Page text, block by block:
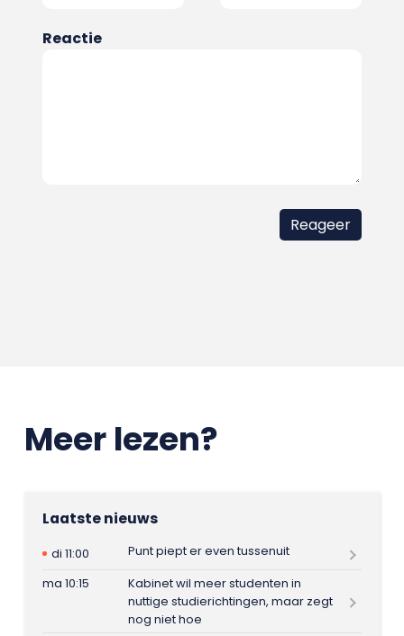
Reactie
Meer lezen?
Laatste nieuws
di 11:00
Punt piept er even tussenuit
ma 10:15
Kabinet wil meer studenten in
nuttige studierichtingen, maar zegt
nog niet hoe